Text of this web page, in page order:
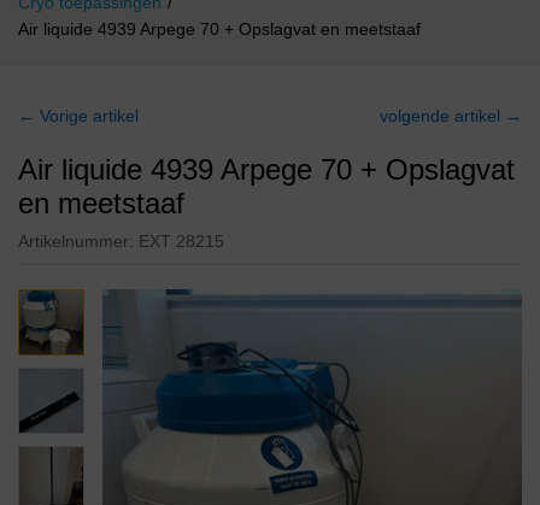
Air liquide 4939 Arpege 70 + Opslagvat en meetstaaf
← Vorige artikel volgende artikel →
Air liquide 4939 Arpege 70 + Opslagvat
en meetstaaf
Artikelnummer: EXT 28215